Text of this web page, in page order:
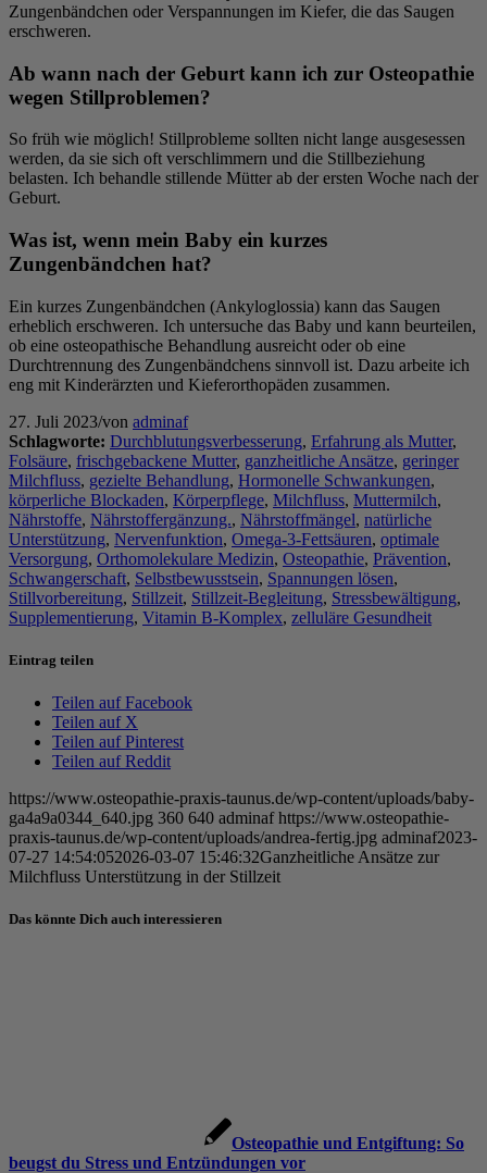
Zungenbändchen oder Verspannungen im Kiefer, die das Saugen
erschweren.
Ab wann nach der Geburt kann ich zur Osteopathie
wegen Stillproblemen?
So früh wie möglich! Stillprobleme sollten nicht lange ausgesessen
werden, da sie sich oft verschlimmern und die Stillbeziehung
belasten. Ich behandle stillende Mütter ab der ersten Woche nach der
Geburt.
Was ist, wenn mein Baby ein kurzes
Zungenbändchen hat?
Ein kurzes Zungenbändchen (Ankyloglossia) kann das Saugen
erheblich erschweren. Ich untersuche das Baby und kann beurteilen,
ob eine osteopathische Behandlung ausreicht oder ob eine
Durchtrennung des Zungenbändchens sinnvoll ist. Dazu arbeite ich
eng mit Kinderärzten und Kieferorthopäden zusammen.
27. Juli 2023/von adminaf
Schlagworte: Durchblutungsverbesserung, Erfahrung als Mutter,
Folsäure, frischgebackene Mutter, ganzheitliche Ansätze, geringer
Milchfluss, gezielte Behandlung, Hormonelle Schwankungen,
körperliche Blockaden, Körperpflege, Milchfluss, Muttermilch,
Nährstoffe, Nährstoffergänzung., Nährstoffmängel, natürliche
Unterstützung, Nervenfunktion, Omega-3-Fettsäuren, optimale
Versorgung, Orthomolekulare Medizin, Osteopathie, Prävention,
Schwangerschaft, Selbstbewusstsein, Spannungen lösen,
Stillvorbereitung, Stillzeit, Stillzeit-Begleitung, Stressbewältigung,
Supplementierung, Vitamin B-Komplex, zelluläre Gesundheit
Eintrag teilen
Teilen auf Facebook
Teilen auf X
Teilen auf Pinterest
Teilen auf Reddit
https://www.osteopathie-praxis-taunus.de/wp-content/uploads/baby-
ga4a9a0344_640.jpg 360 640 adminaf https://www.osteopathie-
praxis-taunus.de/wp-content/uploads/andrea-fertig.jpg adminaf2023-
07-27 14:54:052026-03-07 15:46:32Ganzheitliche Ansätze zur
Milchfluss Unterstützung in der Stillzeit
Das könnte Dich auch interessieren
Osteopathie und Entgiftung: So
beugst du Stress und Entzündungen vor